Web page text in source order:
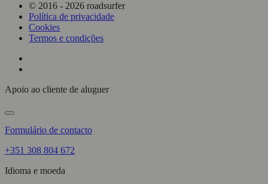
© 2016 - 2026 roadsurfer
Política de privacidade
Cookies
Termos e condições
Apoio ao cliente de aluguer
Formulário de contacto
+351 308 804 672
Idioma e moeda